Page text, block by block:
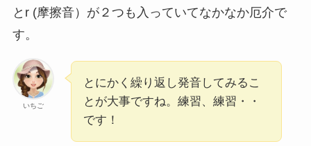
とr (摩擦音）が２つも入っていてなかなか厄介で
す。
いちご
とにかく繰り返し発音してみるこ
とが大事ですね。練習、練習・・
です！